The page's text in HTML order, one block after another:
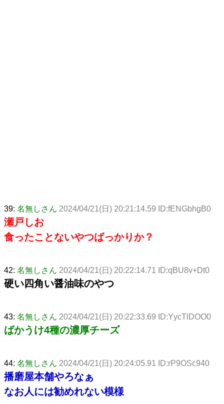
39: 名無しさん 2024/04/21(日) 20:21:14.59 ID:fENGbhgB0
瀬戸しお
食ったことないやつばっかりか？
42: 名無しさん 2024/04/21(日) 20:22:14.71 ID:qBU8v+Dt0
硬い四角い醤油味のやつ
43: 名無しさん 2024/04/21(日) 20:22:33.69 ID:YycTlDOO0
ばかうけ4種の濃厚チーズ
44: 名無しさん 2024/04/21(日) 20:24:05.91 ID:rP9OSc940
播磨屋本舗やろなぁ
なお人には勧めれない模様